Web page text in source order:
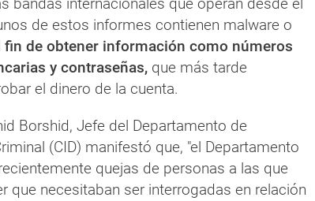
de estos informes contienen malware o
fin de obtener información como números
y contraseñas, que más tarde
el dinero de la cuenta.
Borshid, Jefe del Departamento de
(CID) manifestó que, "el Departamento
quejas de personas a las que
que necesitaban ser interrogadas en relación